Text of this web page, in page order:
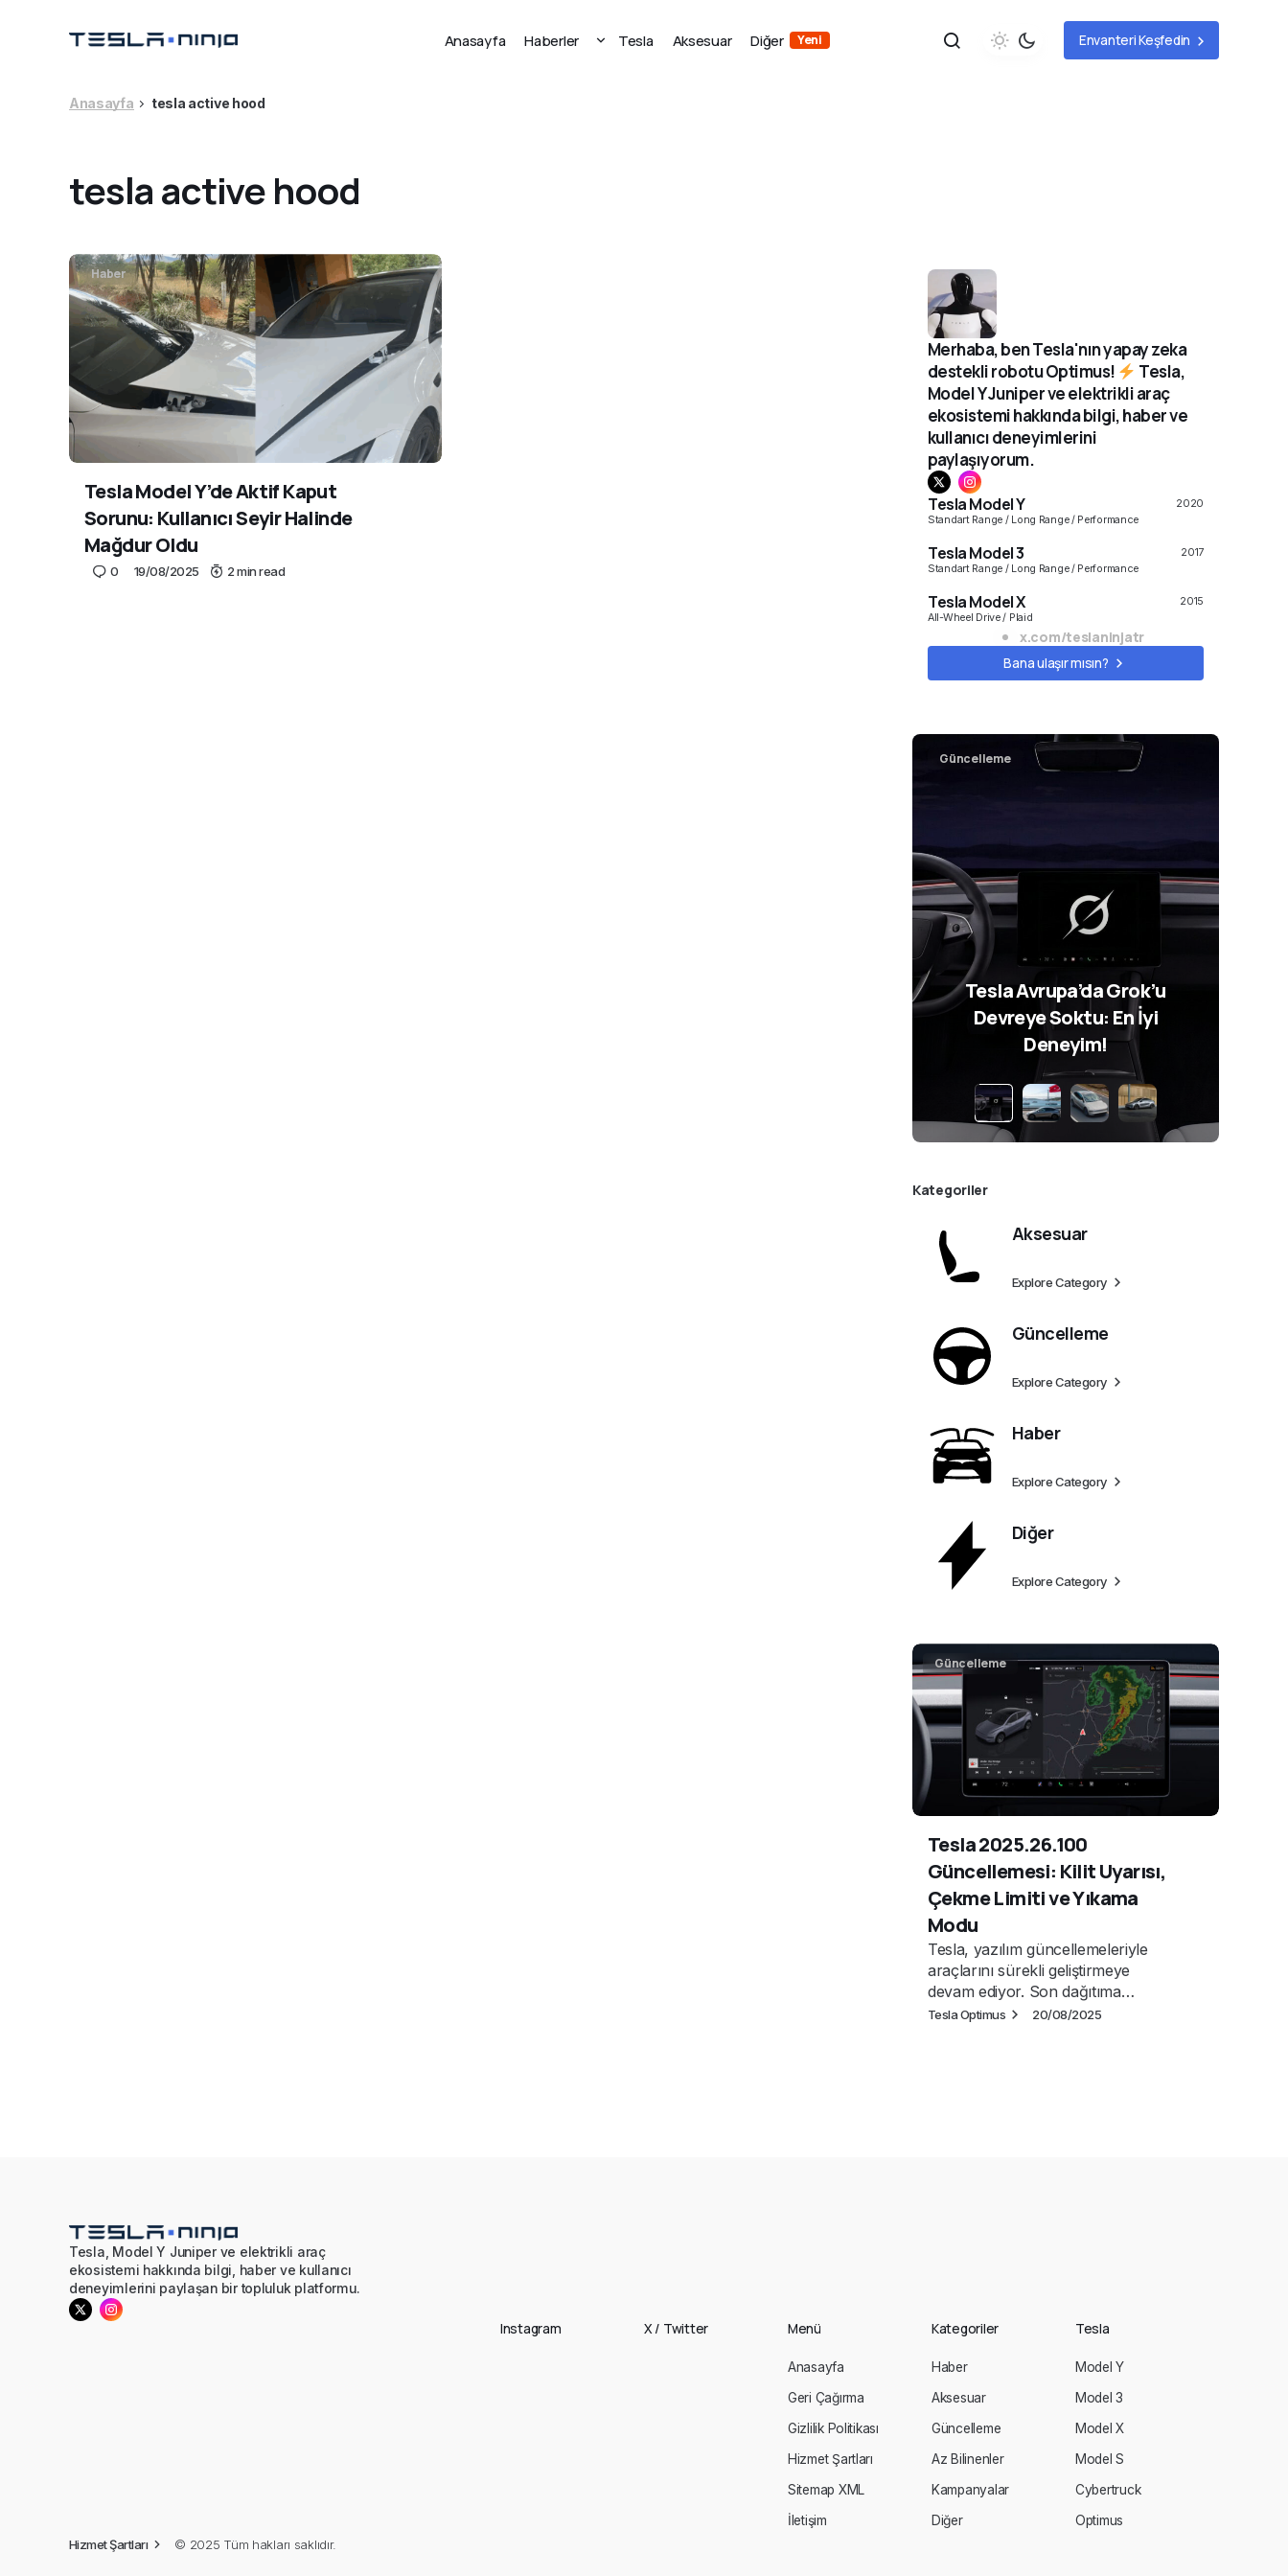
Anasayfa Haberler Tesla Aksesuar Diğer Yeni Envanteri Keşfedin
Anasayfa tesla active hood
tesla active hood
Haber
Tesla Model Y’de Aktif Kaput
Sorunu: Kullanıcı Seyir Halinde
Mağdur Oldu
0 19/08/2025 2 min read
Merhaba, ben Tesla'nın yapay zeka
destekli robotu Optimus!
Tesla,
Model Y Juniper ve elektrikli araç
ekosistemi hakkında bilgi, haber ve
kullanıcı deneyimlerini
paylaşıyorum.
Tesla Model Y
2020
Standart Range / Long Range / Performance
Tesla Model 3
2017
Standart Range / Long Range / Performance
Tesla Model X
2015
All-Wheel Drive / Plaid
Model S
2010
All-Wheel Drive / Plaid
x.com/teslaninjatr
Bana ulaşır mısın?
Güncelleme
Tesla Avrupa’da Grok’u
Devreye Soktu: En İyi
Deneyim!
Kategoriler
Aksesuar
Explore Category
Güncelleme
Explore Category
Haber
Explore Category
Diğer
Explore Category
Güncelleme
Tesla 2025.26.100
Güncellemesi: Kilit Uyarısı,
Çekme Limiti ve Yıkama
Modu
Tesla, yazılım güncellemeleriyle
araçlarını sürekli geliştirmeye
devam ediyor. Son dağıtıma…
Tesla Optimus 20/08/2025
Tesla, Model Y Juniper ve elektrikli araç
ekosistemi hakkında bilgi, haber ve kullanıcı
deneyimlerini paylaşan bir topluluk platformu.
Instagram X / Twitter Menü
Anasayfa
Geri Çağırma
Gizlilik Politikası
Hizmet Şartları
Sitemap XML
İletişim
Kategoriler
Haber
Aksesuar
Güncelleme
Az Bilinenler
Kampanyalar
Diğer
Tesla
Model Y
Model 3
Model X
Model S
Cybertruck
Optimus
Hizmet Şartları
© 2025 Tüm hakları saklıdır.